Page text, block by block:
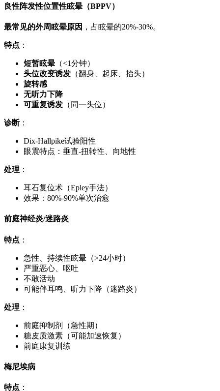
良性阵发性位置性眩晕（BPPV）
最常见的外周眩晕原因 ，占眩晕的20%-30%。
特点 ：
短暂眩晕 （<1分钟）
头位改变诱发 （翻身、起床、抬头）
旋转感
无听力下降
可重复诱发 （同一头位）
诊断：
Dix-Hallpike试验阳性
眼震特点：垂直-扭转性、向地性
处理 ：
耳石复位术（Epley手法）
效果：80%-90%单次治愈
前庭神经炎/迷路炎
特点 ：
急性、持续性眩晕（>24小时）
严重恶心、呕吐
不敢活动
可能伴耳鸣、听力下降（迷路炎）
处理 ：
前庭抑制剂（急性期）
糖皮质激素（可能加速恢复）
前庭康复训练
梅尼埃病
特点 ：